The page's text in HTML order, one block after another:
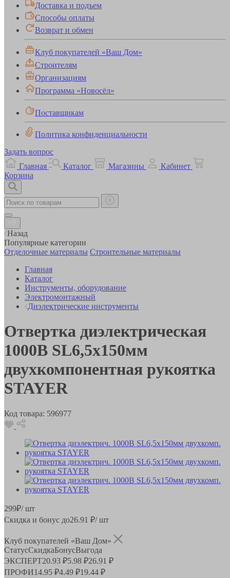
Доставка и подъем
Способы оплаты
Возврат и обмен
Клуб покупателей «Ваш Дом»
Строителям
Организациям
Программа «Новосёл»
Поставщикам
Политика конфиденциальности
Задать вопрос
Главная
Каталог Магазины
Кабинет
Корзина
Назад
Популярные категории
Отделочные материалы Строительные материалы
Главная
Каталог
Инструменты, оборудование
Электромонтажный
Диэлектрические инструменты
Отвертка диэлектрическая
1000В SL6,5х150мм
двухкомпонентная рукоятка
STAYER
Код товара: 596977
299₽/ шт
Скидка и бонус до26.91 ₽/ шт
Клуб покупателей «Ваш Дом»
СтатусСкидкаБонусВыгода
ЭКСПЕРТ20.93 ₽5.98 ₽26.91 ₽
ПРОФИ14.95 ₽4.49 ₽19.44 ₽